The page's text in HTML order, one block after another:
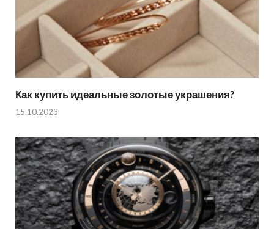
Как купить идеальные золотые украшения?
15.10.2023